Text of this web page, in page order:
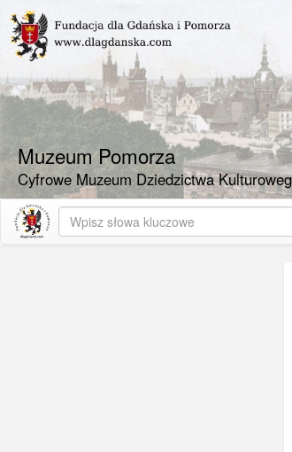
Muzeum Pomorza
Cyfrowe Muzeum Dziedzictwa